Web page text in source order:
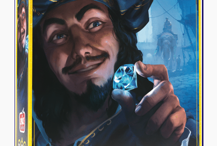
Naruto Mythos
Autres
Tapis de jeu